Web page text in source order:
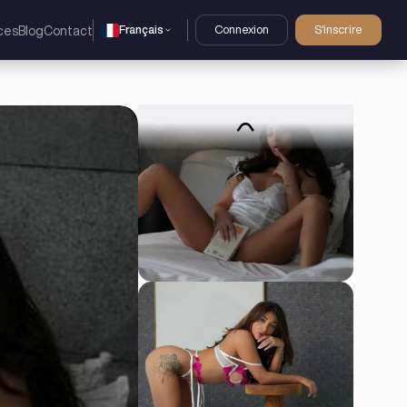
BlogContact Français Connexion S'inscrire